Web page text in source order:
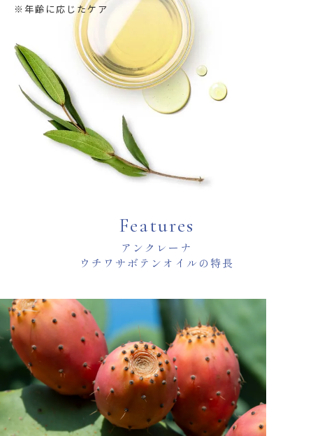
※年齢に応じたケア
Features
アンクレーナ
ウチワサボテンオイルの特長